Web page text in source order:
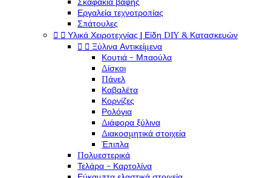
Εργαλεία τεχνοτροπίας
Σπάτουλες
  Υλικά Χειροτεχνίας | Είδη DIY & Κατασκευών
  Ξύλινα Αντικείμενα
Κουτιά - Μπαούλα
Δίσκοι
Πάνελ
Καβαλέτα
Κορνίζες
Ρολόγια
Διάφορα ξύλινα
Διακοσμητικά στοιχεία
Έπιπλα
Πολυεστερικά
Τελάρα - Καρτολίνα